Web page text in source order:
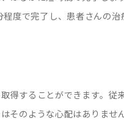
度で完了し、患者さんの治
得することができます。従
そのような心配はありません